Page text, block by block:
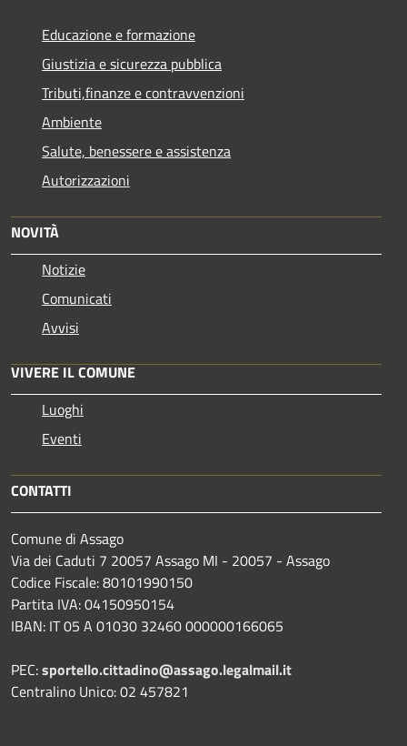
Educazione e formazione
Giustizia e sicurezza pubblica
Tributi,finanze e contravvenzioni
Ambiente
Salute, benessere e assistenza
Autorizzazioni
NOVITÀ
Notizie
Comunicati
Avvisi
VIVERE IL COMUNE
Luoghi
Eventi
CONTATTI
Comune di Assago
Via dei Caduti 7 20057 Assago MI - 20057 - Assago
Codice Fiscale: 80101990150
Partita IVA: 04150950154
IBAN: IT 05 A 01030 32460 000000166065
PEC:sportello.cittadino@assago.legalmail.it
Centralino Unico: 02 457821